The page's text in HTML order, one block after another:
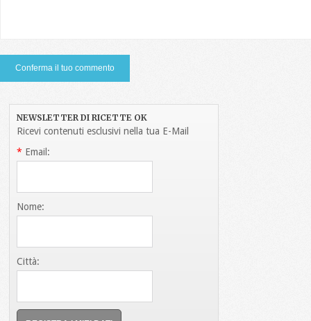
NEWSLETTER DI RICETTE OK
Ricevi contenuti esclusivi nella tua E-Mail
* Email:
Nome:
Città: